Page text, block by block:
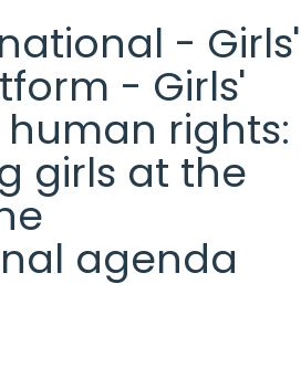
- Girls'
- Girls'
rights:
girls at the
agenda